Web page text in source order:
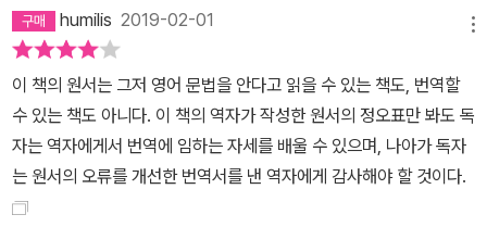
과 비非한족 지역, 발전 지역과 미개발 지역에서 발생할 수 있는 환경
문제를 여러 가지 사례를 들어 분석해놓았다. 이에 덧붙여 각 지역의
독특한 기후, 암석과 토양, 수질, 나무와 식물, 동물과 새, 곤충 등을
묘사한 시詩들을 배치하여 독자들이 각 시대별로 각 지역의 자연환
경과 일반 백성들의 삶을 이해하는 데 도움이 될 수 있도록 했다. 이러
한 부분들을 엮으면 훌륭한 박물지博物誌가 될 정도로 그 주제가 다
양하며, 중국에 관한 그의 이해 또한 탄탄하다. 뿐만 아니라 환경사와
humilis 2019-02-01
이 책의 원서는 그저 영어 문법을 안다고 읽을 수 있는 책도, 번역할
수 있는 책도 아니다. 이 책의 역자가 작성한 원서의 정오표만 봐도 독
자는 역자에게서 번역에 임하는 자세를 배울 수 있으며, 나아가 독자
는 원서의 오류를 개선한 번역서를 낸 역자에게 감사해야 할 것이다.